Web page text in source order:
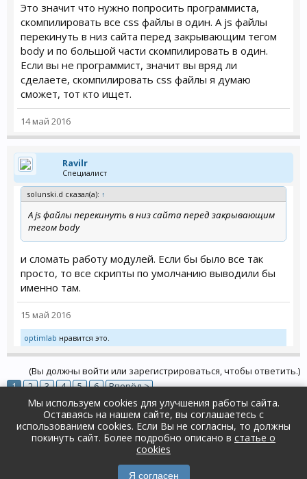
Это значит что нужно попросить программиста,
скомпилировать все css файлы в один. А js файлы
перекинуть в низ сайта перед закрывающим тегом
body и по большой части скомпилировать в один.
Если вы не программист, значит вы вряд ли
сделаете, скомпилировать css файлы я думаю
сможет, тот кто ищет.
14 май 2016
Ravilr
Специалист
solunski.d сказал(а): ↑
А js файлы перекинуть в низ сайта перед закрывающим
тегом body
и сломать работу модулей. Если бы было все так
просто, то все скрипты по умолчанию выводили бы
именно там.
15 май 2016
optimlab нравится это.
(Вы должны войти или зарегистрироваться, чтобы ответить.)
1
2 3 4 5 6 Вперёд >
Форум Основной раздел
Документация и FAQ
Инструкции и FAQ
Условия и правила
Политика конфиденциальности
Мы используем cookies для улучшения работы сайта.
Оставаясь на нашем сайте, вы соглашаетесь с
использованием cookies. Если Вы не согласны, то должны
покинуть сайт. Более подробно описано в статье о
cookies
Я согласен